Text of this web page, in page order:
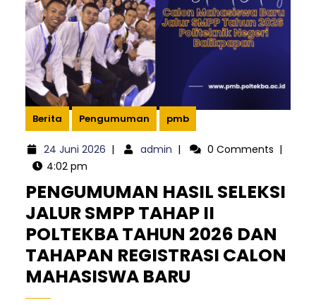
Berita Pengumuman pmb
24 Juni 202624| admin admin
| 0 Comments |
4:02 pm
PENGUMUMAN HASIL SELEKSI
JALUR SMPP TAHAP II
POLTEKBA TAHUN 2026 DAN
TAHAPAN REGISTRASI CALON
MAHASISWA BARU